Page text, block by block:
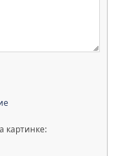
картинке: